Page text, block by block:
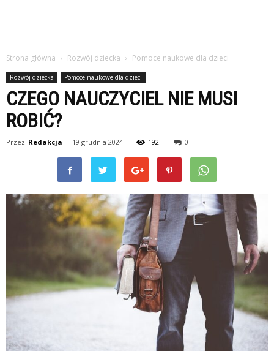
Strona główna Rozwój dziecka Pomoce naukowe dla dzieci
Rozwój dziecka Pomoce naukowe dla dzieci
CZEGO NAUCZYCIEL NIE MUSI
ROBIĆ?
Przez Redakcja - 19 grudnia 2024 192 0